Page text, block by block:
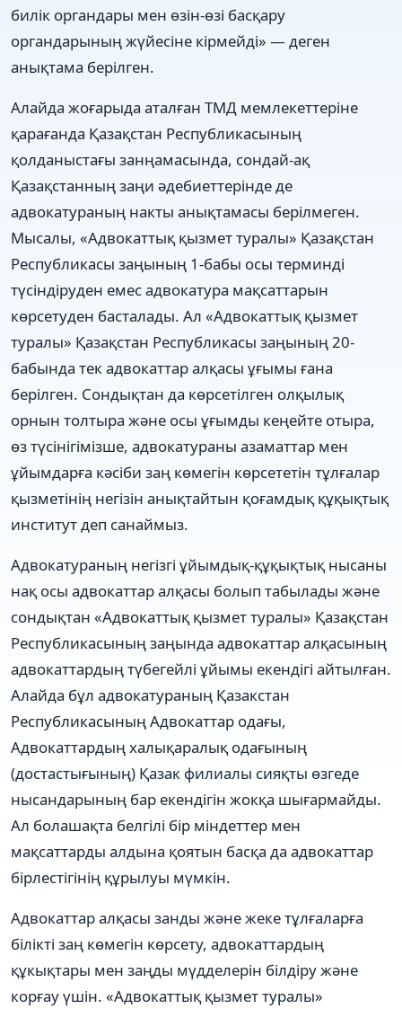
билік органдары мен өзін-өзі басқару
органдарының жүйесіне кірмейді» — деген
анықтама берілген.
Алайда жоғарыда аталған ТМД мемлекеттеріне
қарағанда Қазақстан Республикасының
қолданыстағы занңамасында, сондай-ақ
Қазақстанның заңи әдебиеттерінде де
адвокатураның накты анықтамасы берілмеген.
Мысалы, «Адвокаттық қызмет туралы» Қазақстан
Республикасы заңының 1-бабы осы терминді
түсіндіруден емес адвокатура мақсаттарын
көрсетуден басталады. Ал «Адвокаттық қызмет
туралы» Қазақстан Республикасы заңының 20-
бабында тек адвокаттар алқасы ұғымы ғана
берілген. Сондықтан да көрсетілген олқылық
орнын толтыра және осы ұғымды кеңейте отыра,
өз түсінігімізше, адвокатураны азаматтар мен
ұйымдарға кәсіби заң көмегін көрсететін тұлғалар
қызметінің негізін анықтайтын қоғамдық құқықтық
институт деп санаймыз.
Адвокатураның негізгі ұйымдық-құқықтық нысаны
нақ осы адвокаттар алқасы болып табылады және
сондықтан «Адвокаттық қызмет туралы» Қазақстан
Республикасының заңында адвокаттар алқасының
адвокаттардың түбегейлі ұйымы екендігі айтылған.
Алайда бұл адвокатураның Қазакстан
Республикасының Адвокаттар одағы,
Адвокаттардың халықаралық одағының
(достастығының) Қазак филиалы сияқты өзгеде
нысандарының бар екендігін жокқа шығармайды.
Ал болашақта белгілі бір міндеттер мен
мақсаттарды алдына қоятын басқа да адвокаттар
бірлестігінің құрылуы мүмкін.
Адвокаттар алқасы занды және жеке тұлғаларға
білікті заң көмегін көрсету, адвокаттардың
құкықтары мен заңды мүдделерін білдіру және
корғау үшін. «Адвокаттық қызмет туралы»